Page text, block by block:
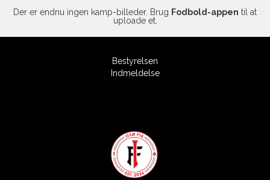
Der er endnu ingen kamp-billeder. Brug Fodbold-appen til at
uploade et.
Bestyrelsen
Indmeldelse